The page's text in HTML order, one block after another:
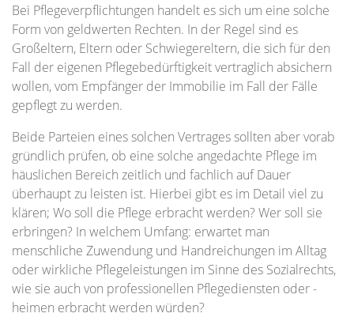
Bei Pflegeverpflichtungen handelt es sich um eine solche
Form von geldwerten Rechten. In der Regel sind es
Großeltern, Eltern oder Schwiegereltern, die sich für den
Fall der eigenen Pflegebedürftigkeit vertraglich absichern
wollen, vom Empfänger der Immobilie im Fall der Fälle
gepflegt zu werden.
Beide Parteien eines solchen Vertrages sollten aber vorab
gründlich prüfen, ob eine solche angedachte Pflege im
häuslichen Bereich zeitlich und fachlich auf Dauer
überhaupt zu leisten ist. Hierbei gibt es im Detail viel zu
klären; Wo soll die Pflege erbracht werden? Wer soll sie
erbringen? In welchem Umfang: erwartet man
menschliche Zuwendung und Handreichungen im Alltag
oder wirkliche Pflegeleistungen im Sinne des Sozialrechts,
wie sie auch von professionellen Pflegediensten oder -
heimen erbracht werden würden?